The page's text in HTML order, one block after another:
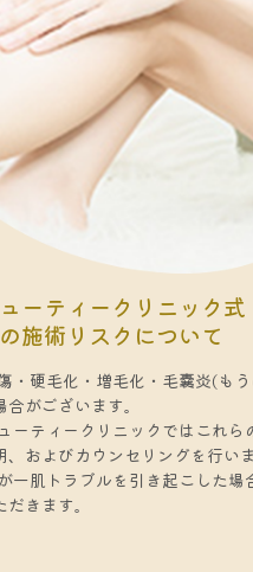
ーティークリニック式
施術リスクについて
・硬毛化・増毛化・毛嚢炎(も
がございます。
ーティークリニックではこれら
、およびカウンセリングを行いま
一肌トラブルを引き起こした場
きます。